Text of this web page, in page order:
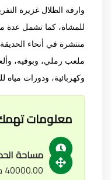
وارفة الظلال غزيرة
للمشاة، كما تشمل عدة
منتشرة في أنحاء
ملعب رملي، وبوفيه،
وكهربائية، ودورات مياه
معلومات
مساحة
40000.00 متر مربع